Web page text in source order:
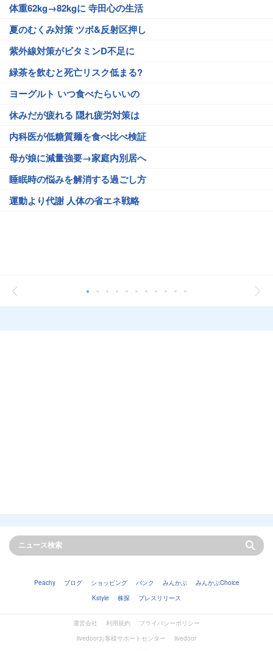
体重62kg→82kgに 寺田心の生活
夏のむくみ対策 ツボ&反射区押し
紫外線対策がビタミンD不足に
緑茶を飲むと死亡リスク低まる?
ヨーグルト いつ食べたらいいの
休みだが疲れる 隠れ疲労対策は
内科医が低糖質麺を食べ比べ検証
母が娘に減量強要→家庭内別居へ
睡眠時の悩みを解消する過ごし方
運動より代謝 人体の省エネ戦略
Peachy ブログ ショッピング バンク みんかぶ
みんかぶChoice
Kstyle
株探 プレスリリース
運営会社 利用規約
プライバシーポリシー
livedoorお客様サポートセンター
livedoor